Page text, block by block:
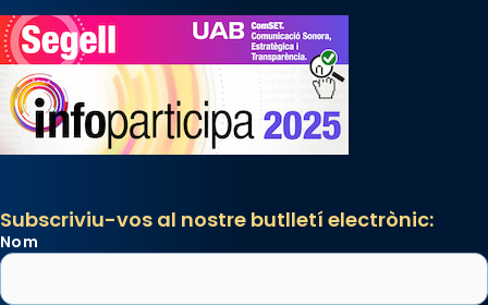
Subscriviu-vos al nostre butlletí electrònic:
Nom